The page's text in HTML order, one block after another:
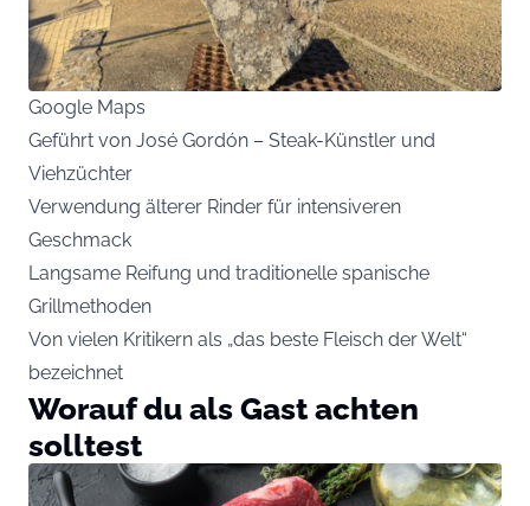
Google Maps
Geführt von José Gordón – Steak-Künstler und
Viehzüchter
Verwendung älterer Rinder für intensiveren
Geschmack
Langsame Reifung und traditionelle spanische
Grillmethoden
Von vielen Kritikern als „das beste Fleisch der Welt“
bezeichnet
Worauf du als Gast achten
solltest